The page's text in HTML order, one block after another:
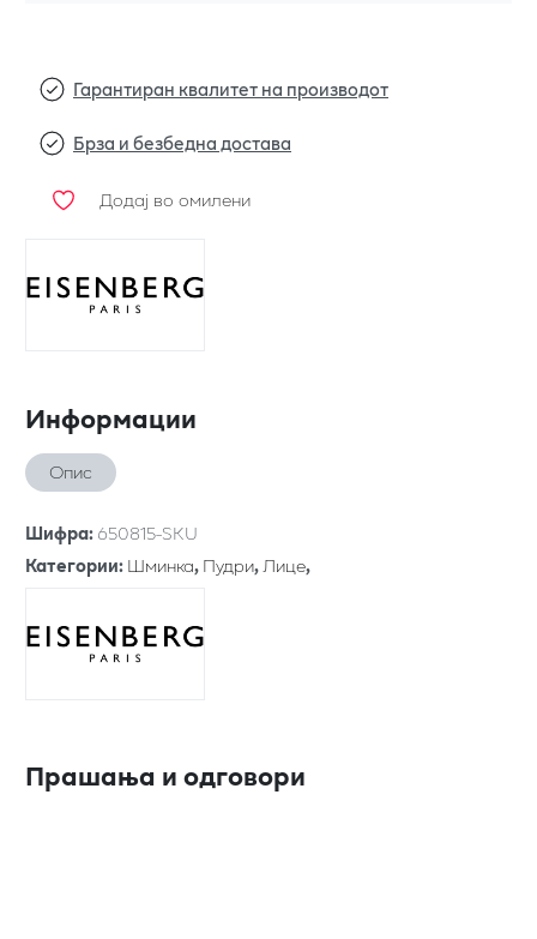
Гарантиран квалитет на производот
Брза и безбедна достава
Додај во омилени
Информации
Опис
Шифра:650815-SKU
Категории:Шминка,Пудри,Лице,
Прашања и одговори